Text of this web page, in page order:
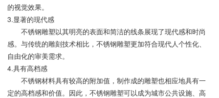
的视觉效果。
3.显著的现代感
不锈钢雕塑以其明亮的表面和简洁的线条展现了现代感和时尚
感。与传统的雕刻技术相比，不锈钢雕塑更加符合现代人个性化、
自由化的审美需求。
4.具有高档感
不锈钢材料具有较高的附加值，制作成的雕塑也相应地具有一
定的高档感和价值。因此，不锈钢雕塑可以成为城市公共设施、高